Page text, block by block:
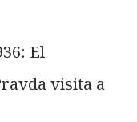
El
visita a